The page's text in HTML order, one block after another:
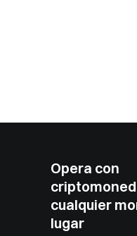
Opera con
cualquier
lugar